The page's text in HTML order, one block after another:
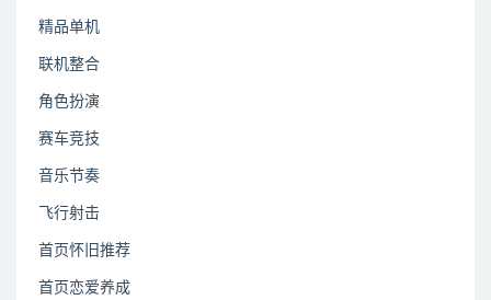
精品单机
联机整合
角色扮演
赛车竞技
音乐节奏
飞行射击
首页怀旧推荐
首页恋爱养成